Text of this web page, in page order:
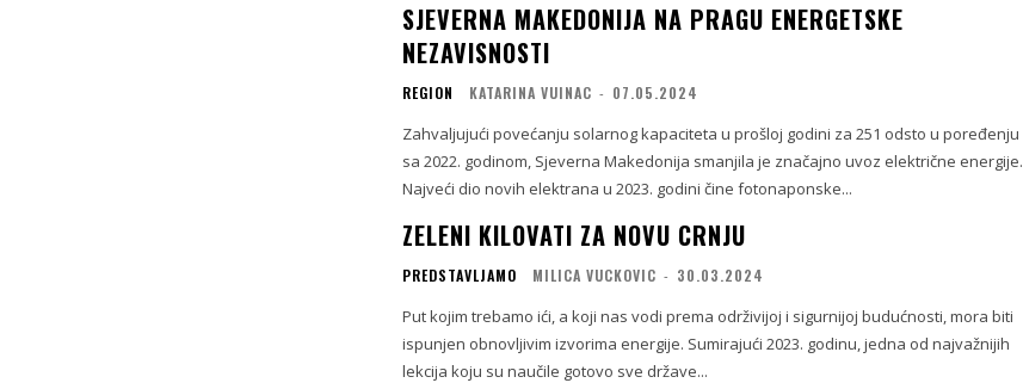
SJEVERNA MAKEDONIJA NA PRAGU ENERGETSKE
NEZAVISNOSTI
REGION KATARINA VUINAC - 07.05.2024
Zahvaljujući povećanju solarnog kapaciteta u prošloj godini za 251 odsto u poređenju
sa 2022. godinom, Sjeverna Makedonija smanjila je značajno uvoz električne energije.
Najveći dio novih elektrana u 2023. godini čine fotonaponske...
ZELENI KILOVATI ZA NOVU CRNJU
PREDSTAVLJAMO MILICA VUCKOVIC - 30.03.2024
Put kojim trebamo ići, a koji nas vodi prema održivijoj i sigurnijoj budućnosti, mora biti
ispunjen obnovljivim izvorima energije. Sumirajući 2023. godinu, jedna od najvažnijih
lekcija koju su naučile gotovo sve države...